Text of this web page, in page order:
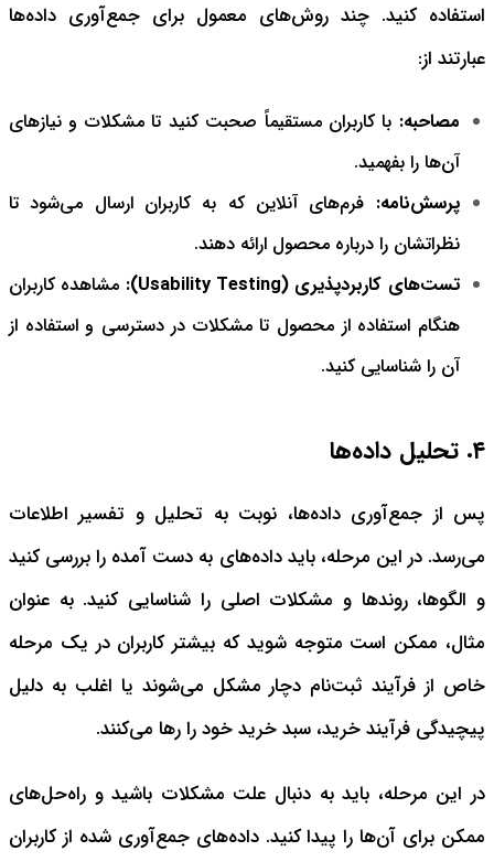
استفاده کنید. چند روش‌های معمول برای جمع‌آوری داده‌ها
عبارتند از:
مصاحبه: با کاربران مستقیماً صحبت کنید تا مشکلات و نیازهای
آن‌ها را بفهمید.
پرسش‌نامه: فرم‌های آنلاین که به کاربران ارسال می‌شود تا
نظراتشان را درباره محصول ارائه دهند.
تست‌های کاربردپذیری (Usability Testing):
مشاهده کاربران
هنگام استفاده از محصول تا مشکلات در دسترسی و استفاده از
آن را شناسایی کنید.
۴. تحلیل داده‌ها
پس از جمع‌آوری داده‌ها، نوبت به تحلیل و تفسیر اطلاعات
می‌رسد. در این مرحله، باید داده‌های به دست آمده را بررسی کنید
و الگوها، روندها و مشکلات اصلی را شناسایی کنید. به عنوان
مثال، ممکن است متوجه شوید که بیشتر کاربران در یک مرحله
خاص از فرآیند ثبت‌نام دچار مشکل می‌شوند یا اغلب به دلیل
پیچیدگی فرآیند خرید، سبد خرید خود را رها می‌کنند.
در این مرحله، باید به دنبال علت مشکلات باشید و راه‌حل‌های
ممکن برای آن‌ها را پیدا کنید. داده‌های جمع‌آوری شده از کاربران